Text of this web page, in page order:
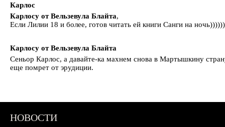
Карлос
Карлосу от Вельзевула Блайта,
Если Лилии 18 и более, готов читать ей книги Санги на ночь))))))
Карлосу от Вельзевула Блайта
Сеньор Карлос, а давайте-ка махнем снова в Мартышкину
еще помрет от эрудиции.
НОВОСТИ